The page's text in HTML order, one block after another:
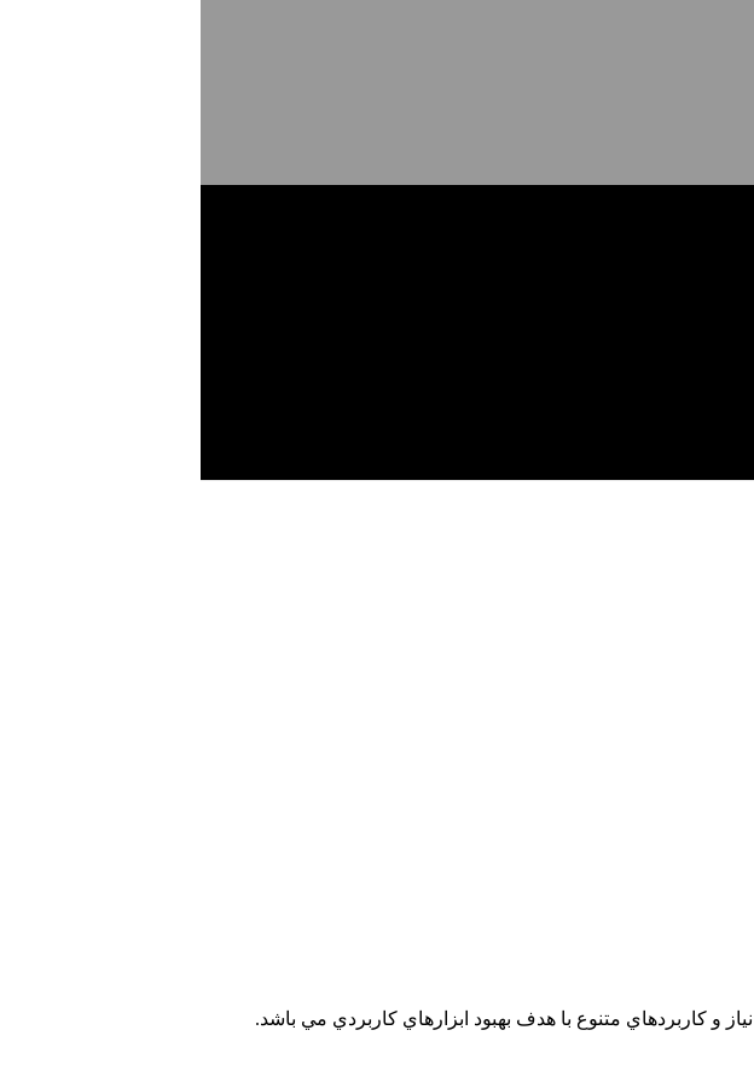
و کاربردهاي متنوع با هدف بهبود ابزارهاي کاربردي مي باشد.